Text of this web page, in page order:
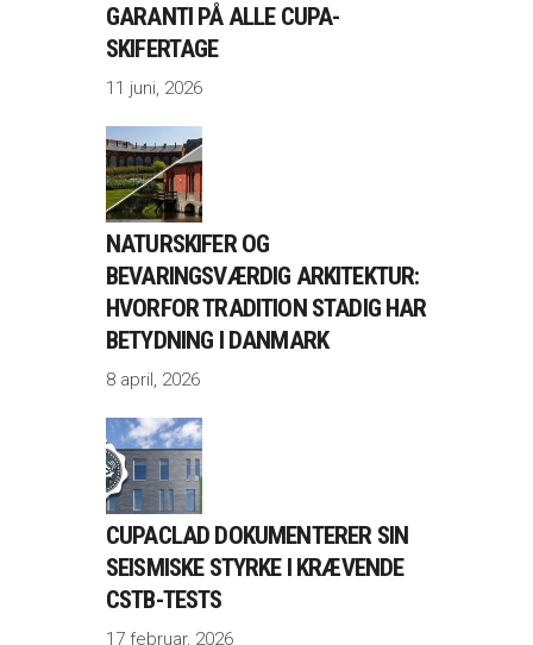
GARANTI PÅ ALLE CUPA-
SKIFERTAGE
11 juni, 2026
NATURSKIFER OG
BEVARINGSVÆRDIG ARKITEKTUR:
HVORFOR TRADITION STADIG HAR
BETYDNING I DANMARK
8 april, 2026
CUPACLAD DOKUMENTERER SIN
SEISMISKE STYRKE I KRÆVENDE
CSTB-TESTS
17 februar, 2026